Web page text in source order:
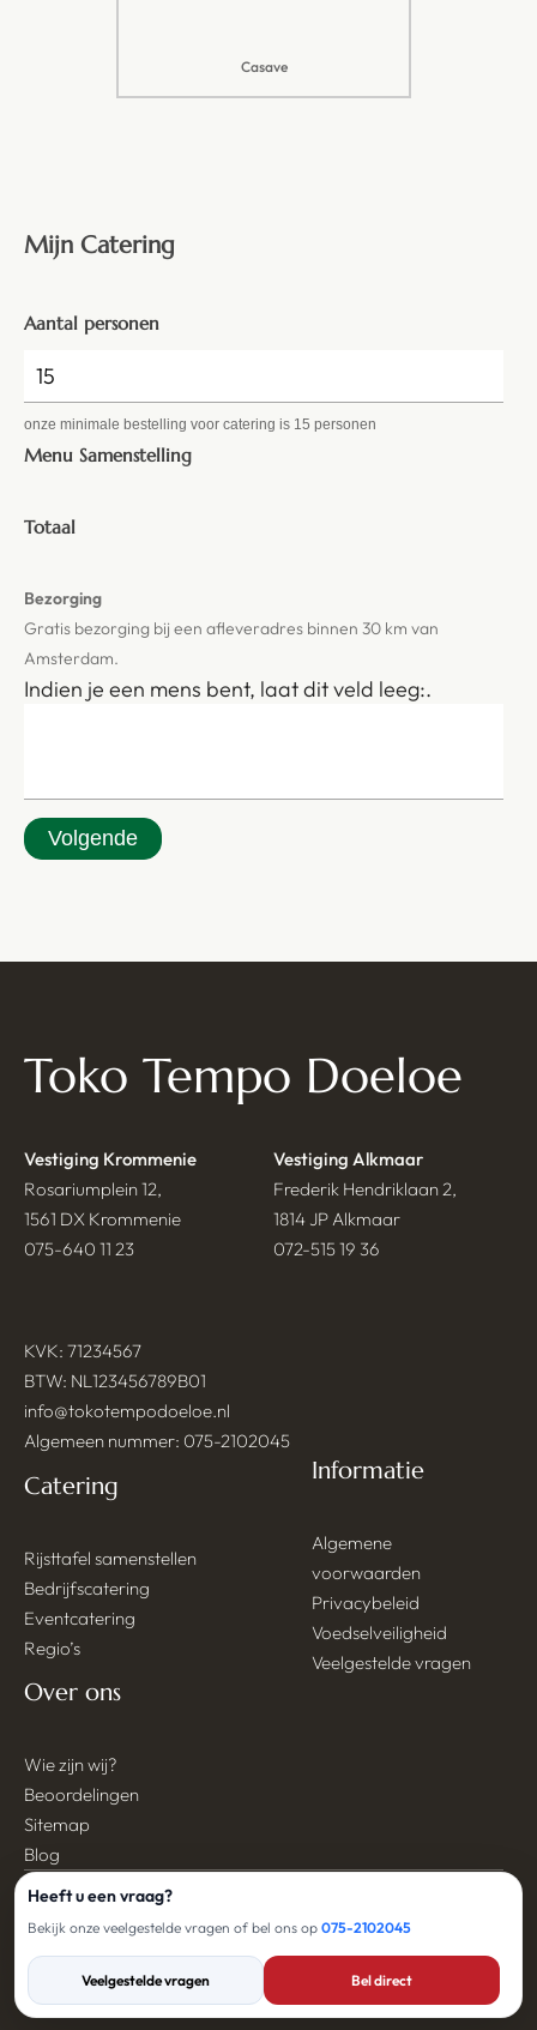
Heeft u een vraag?
Bekijk onze veelgestelde vragen of bel ons op 075-2102045
Veelgestelde vragen Bel direct
Casave
Mijn Catering
Aantal personen
onze minimale bestelling voor catering is 15 personen
Menu Samenstelling
Totaal
Bezorging
Gratis bezorging bij een afleveradres binnen 30 km van
Amsterdam.
Indien je een mens bent, laat dit veld leeg:.
Volgende
Toko Tempo Doeloe
Vestiging Krommenie
Rosariumplein 12,
1561 DX Krommenie
075-640 11 23
Vestiging Alkmaar
Frederik Hendriklaan 2,
1814 JP Alkmaar
072-515 19 36
KVK: 71234567
BTW: NL123456789B01
info@tokotempodoeloe.nl
Algemeen nummer: 075-2102045
Catering
Rijsttafel samenstellen
Bedrijfscatering
Eventcatering
Regio’s
Informatie
Algemene
voorwaarden
Privacybeleid
Voedselveiligheid
Veelgestelde vragen
Over ons
Wie zijn wij?
Beoordelingen
Sitemap
Blog
© 2026, Website ontwikkeld doorSAM Online Marketing
Webdesign.
“Catering- en partyservice sinds 1992”